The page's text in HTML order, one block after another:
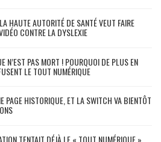
HAUTE AUTORITÉ DE SANTÉ VEUT FAIRE
CONTRE LA DYSLEXIE
N’EST PAS MORT ! POURQUOI DE PLUS EN
LE TOUT NUMÉRIQUE
PAGE HISTORIQUE, ET LA SWITCH VA BIENTÔT
TENTAIT DÉJÀ LE « TOUT NUMÉRIQUE »